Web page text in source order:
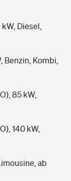
Diesel,
Benzin, Kombi,
85 kW,
140 kW,
ab